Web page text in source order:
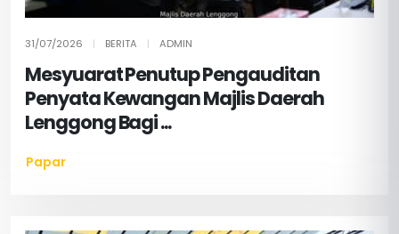
31/07/2026 | BERITA | ADMIN
Mesyuarat Penutup Pengauditan
Penyata Kewangan Majlis Daerah
Lenggong Bagi ...
Papar